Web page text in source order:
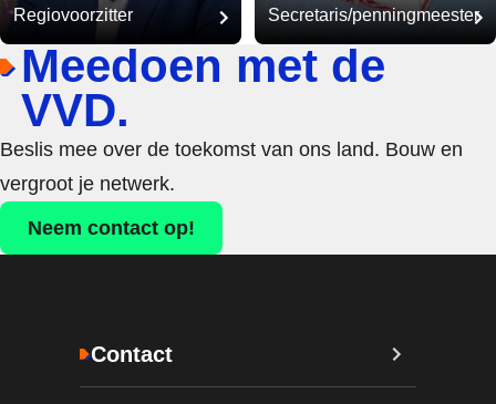
Regiovoorzitter Secretaris/penningmeester
Meedoen met de
VVD.
Beslis mee over de toekomst van ons land. Bouw en
vergroot je netwerk.
Neem contact op!
Contact